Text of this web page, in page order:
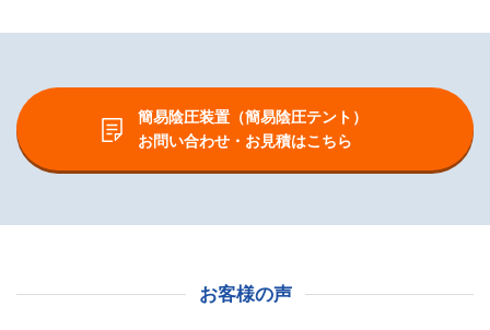
簡易陰圧装置（簡易陰圧テント）
お問い合わせ・お見積はこちら
お客様の声